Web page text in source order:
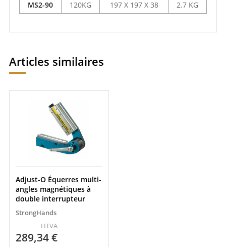
MS2-90 120KG 197 X 197 X 38 2.7 KG
Articles similaires
Adjust-O Équerres multi-
angles magnétiques à
double interrupteur
StrongHands
289,34€
HTVA